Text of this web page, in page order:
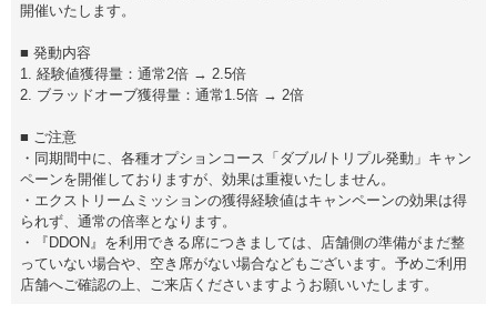
開催いたします。
■ 発動内容
1. 経験値獲得量：通常2倍 → 2.5倍
2. ブラッドオーブ獲得量：通常1.5倍 → 2倍
■ ご注意
・同期間中に、各種オプションコース「ダブル/トリプル発動」キャン
ペーンを開催しておりますが、効果は重複いたしません。
・エクストリームミッションの獲得経験値はキャンペーンの効果は得
られず、通常の倍率となります。
・『DDON』を利用できる席につきましては、店舗側の準備がまだ整
っていない場合や、空き席がない場合などもございます。予めご利用
店舗へご確認の上、ご来店くださいますようお願いいたします。